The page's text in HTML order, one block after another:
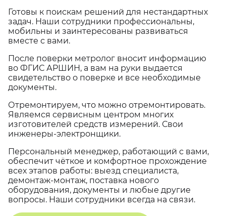
Готовы к поискам решений для нестандартных
задач. Наши сотрудники профессиональны,
мобильны и заинтересованы развиваться
вместе с вами.
После поверки метролог вносит информацию
во ФГИС АРШИН, а вам на руки выдается
свидетельство о поверке и все необходимые
документы.
Отремонтируем, что можно отремонтировать.
Являемся сервисным центром многих
изготовителей средств измерений. Свои
инженеры-электронщики.
Персональный менеджер, работающий с вами,
обеспечит чёткое и комфортное прохождение
всех этапов работы: выезд специалиста,
демонтаж-монтаж, поставка нового
оборудования, документы и любые другие
вопросы. Наши сотрудники всегда на связи.